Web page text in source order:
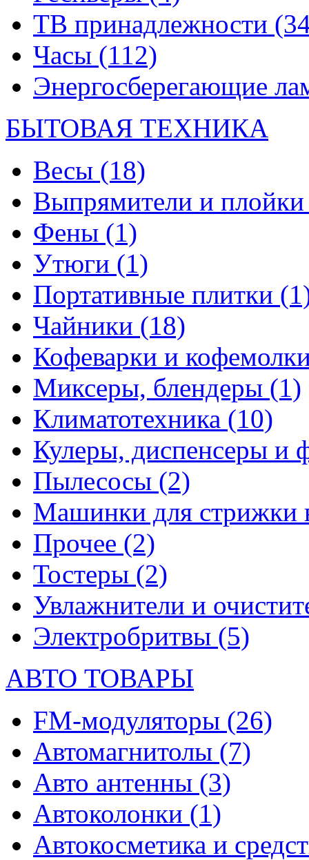
ТВ принадлежности
Часы (112)
Энергосберегающие
БЫТОВАЯ ТЕХНИКА
Весы (18)
Выпрямители и
Фены (1)
Утюги (1)
Портативные плитки
Чайники (18)
Кофеварки и
Миксеры, блендеры (1)
Климатотехника (10)
Кулеры, диспенсеры и
Пылесосы (2)
Машинки для стрижки
Прочее (2)
Тостеры (2)
Увлажнители и
Электробритвы (5)
АВТО ТОВАРЫ
FM-модуляторы (26)
Автомагнитолы (7)
Авто антенны (3)
Автоколонки (1)
Автокосметика и